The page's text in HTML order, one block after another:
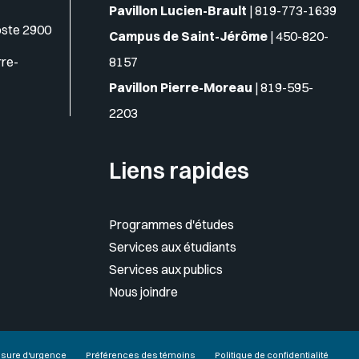
2900
Pavillon Lucien-Brault |819-773-1639
Campus de Saint-Jérôme |450-820-
8157
Pavillon Pierre-Moreau |819-595-
2203
Liens rapides
Programmes d'études
Services aux étudiants
Services aux publics
Nous joindre
d'urgence Préférences des témoins Politique de confidentialité